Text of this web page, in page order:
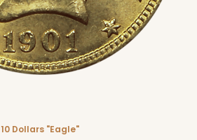
10 Dollars "Eagle"